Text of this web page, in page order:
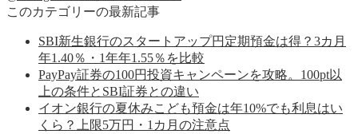
このカテゴリーの最新記事
SBI新生銀行のスタートアップ円定期預金は得？3カ月
年1.40％・1年年1.55％を比較
PayPay証券の100円投資キャンペーンを攻略。100pt以
上の条件とSBI証券との違い
イオン銀行の夏休みこども預金は年10%でも利息はい
くら？上限5万円・1カ月の注意点